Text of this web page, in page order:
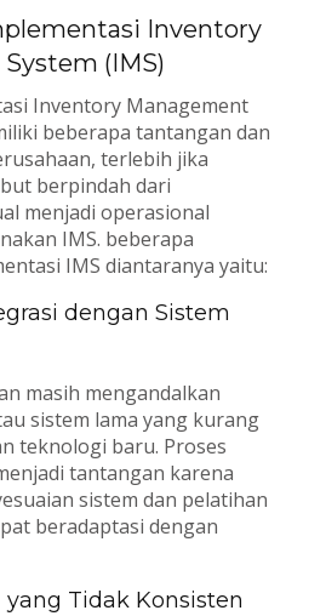
Inventory
(IMS)
Inventory Management
beberapa tantangan dan
terlebih jika
berpindah dari
menjadi operasional
IMS. beberapa
IMS diantaranya yaitu:
dengan Sistem
masih mengandalkan
sistem lama yang kurang
teknologi baru. Proses
tantangan karena
sistem dan pelatihan
beradaptasi dengan
yang Tidak Konsisten